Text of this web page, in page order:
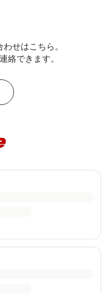
せはこちら。
絡できます。